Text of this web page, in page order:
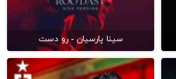
سینا پارسیان - رو دست